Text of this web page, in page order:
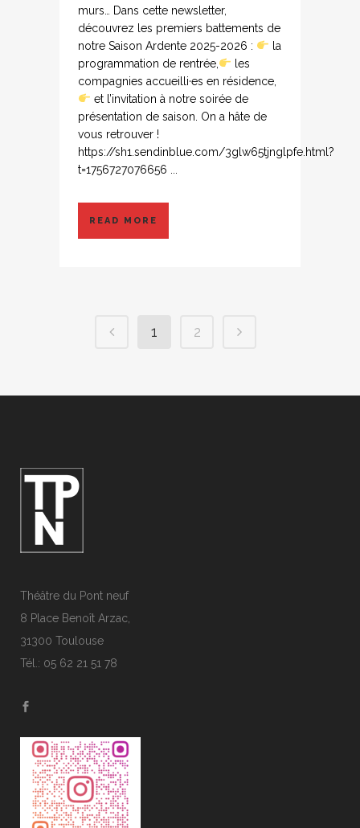
murs… Dans cette newsletter,
découvrez les premiers battements de
notre Saison Ardente 2025-2026 :
la
programmation de rentrée,
les
compagnies accueilli·es en résidence,
et l’invitation à notre soirée de
présentation de saison. On a hâte de
vous retrouver !
https://sh1.sendinblue.com/3glw65tjnglpfe.html?
t=1756727076656 ...
READ MORE
1 2
Théâtre du Pont neuf
8 Place Benoît Arzac,
31300 Toulouse
Tél.: 05 62 21 51 78